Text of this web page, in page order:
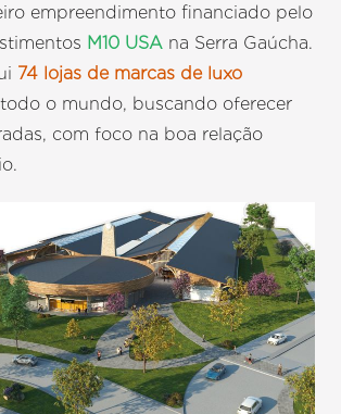
empreendimento financiado pelo
M10 USA na Serra Gaúcha.
74 lojas de marcas de luxo
o mundo, buscando oferecer
com foco na boa relação